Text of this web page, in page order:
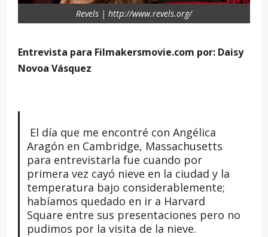
Revels | http://www.revels.org/
Entrevista para Filmakersmovie.com por: Daisy
Novoa Vásquez
El día que me encontré con Angélica
Aragón en Cambridge, Massachusetts
para entrevistarla fue cuando por
primera vez cayó nieve en la ciudad y la
temperatura bajo considerablemente;
habíamos quedado en ir a Harvard
Square entre sus presentaciones pero no
pudimos por la visita de la nieve.